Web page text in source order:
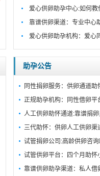
爱心供卵助孕中心:如何
靠谱供卵渠道：专业中心
爱心供卵助孕机构：爱心
助孕公告
同性捐卵服务：供卵通道
正规助孕机构：同性借卵平
人工供卵助怀通道:靠谱捐
三代助怀：供卵人工供卵
试管捐卵公司:高龄供卵咨
试管供卵平台：四个月助怀
靠谱供卵助孕渠道：私人